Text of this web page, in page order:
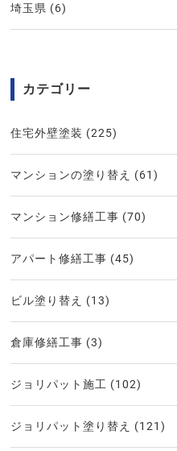
埼玉県 (6)
カテゴリー
住宅外壁塗装 (225)
マンションの塗り替え (61)
マンション修繕工事 (70)
アパート修繕工事 (45)
ビル塗り替え (13)
倉庫修繕工事 (3)
ジョリパット施工 (102)
ジョリパット塗り替え (121)